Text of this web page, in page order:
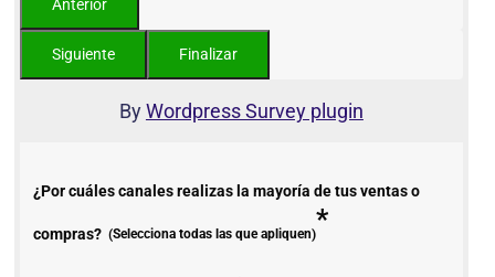
ByWordpress Survey plugin
¿Por cuáles canales realizas la mayoría de tus ventas o
compras? (Selecciona todas las que apliquen)*